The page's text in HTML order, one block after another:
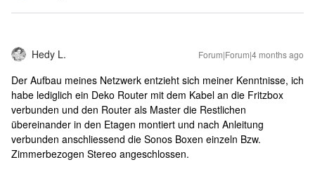
Hedy L. Forum|Forum|4 months ago
Der Aufbau meines Netzwerk entzieht sich meiner Kenntnisse, ich
habe lediglich ein Deko Router mit dem Kabel an die Fritzbox
verbunden und den Router als Master die Restlichen
übereinander in den Etagen montiert und nach Anleitung
verbunden anschliessend die Sonos Boxen einzeln Bzw.
Zimmerbezogen Stereo angeschlossen.